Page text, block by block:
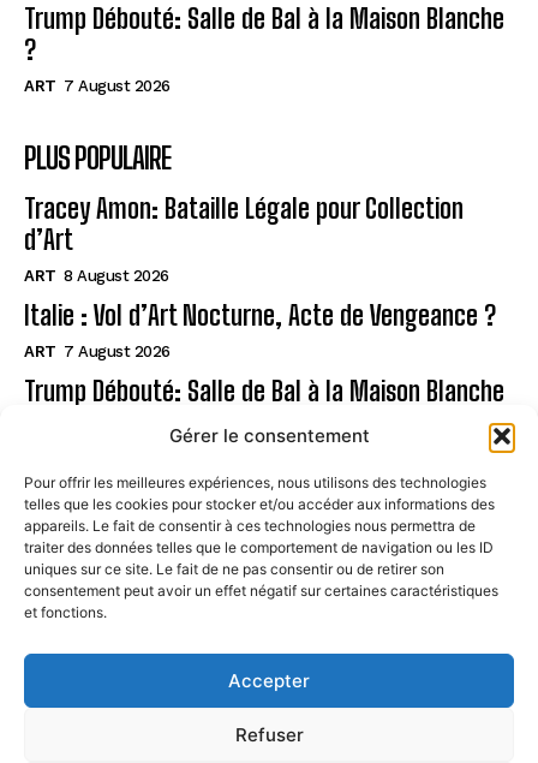
Gérer le consentement
Pour offrir les meilleures expériences, nous utilisons des technologies
telles que les cookies pour stocker et/ou accéder aux informations des
appareils. Le fait de consentir à ces technologies nous permettra de
traiter des données telles que le comportement de navigation ou les ID
uniques sur ce site. Le fait de ne pas consentir ou de retirer son
consentement peut avoir un effet négatif sur certaines caractéristiques
et fonctions.
Accepter
Refuser
Trump Débouté: Salle de Bal à la Maison Blanche
?
ART 7 August 2026
PLUS POPULAIRE
Tracey Amon: Bataille Légale pour Collection
d’Art
ART 8 August 2026
Italie : Vol d’Art Nocturne, Acte de Vengeance ?
ART 7 August 2026
Trump Débouté: Salle de Bal à la Maison Blanche
Page
CONTACT
MENTIONS LÉGALES